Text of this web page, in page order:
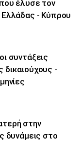
έλυσε τον
Ελλάδας - Κύπρου
συντάξεις
-
στην
δυνάμεις στο